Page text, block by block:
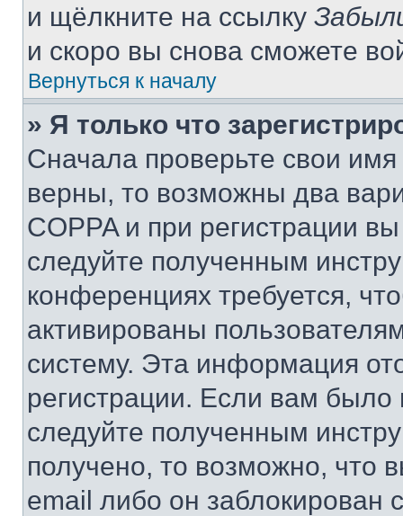
и щёлкните на ссылку
и скоро вы снова сможете
Вернуться к началу
» Я только что
Сначала проверьте свои
верны, то возможны два
COPPA и при регистрации
следуйте полученным
конференциях требуется,
активированы
систему. Эта информация
регистрации. Если вам
следуйте полученным
получено, то возможно, что
email либо он